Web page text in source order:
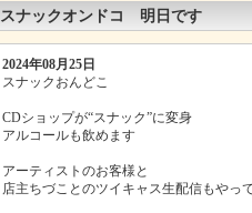
スナックオンドコ 明日です
2024年08月25日
スナックおんどこ
CDショップが“スナック”に変身
アルコールも飲めます
アーティストのお客様と
店主ちづことのツイキャス生配信もやっ